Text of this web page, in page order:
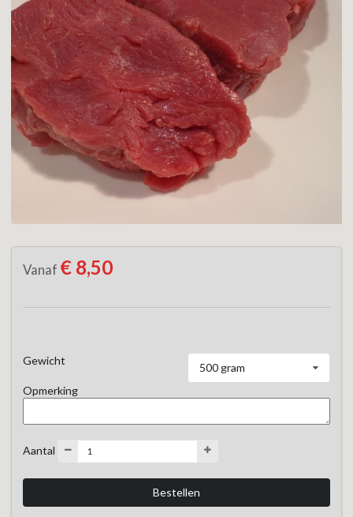
Vanaf € 8,50
Gewicht
500 gram
Opmerking
Aantal